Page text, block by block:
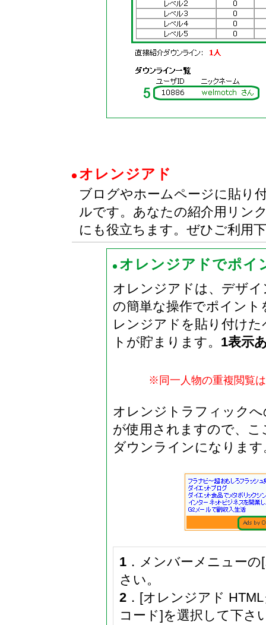
オレンジアド
ブログやホームページに貼り
ルです。あなたの紹介用リン
にも役立ちます。ぜひご利用
オレンジアドでポイ
オレンジアドは、デザ
の簡単な操作でポイン
レンジアドを貼り付け
トが貯まります。 1表示
※同一人物の重複閲覧
オレンジトラフィック
が使用されますので、
ダウンラインになります
1 ．メンバーメニュー
さい。
2 ．[オレンジアド
コード]を選択して下さ